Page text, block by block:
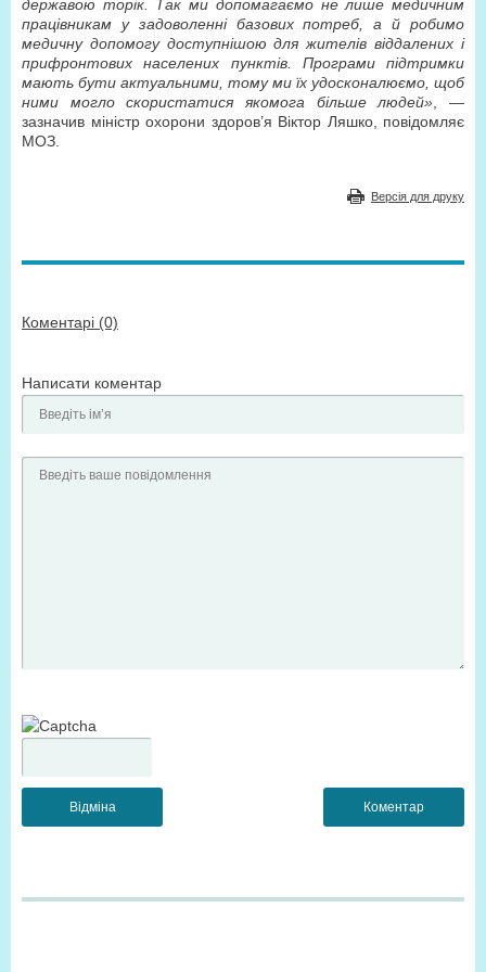
державою торік. Так ми допомагаємо не лише медичним
працівникам у задоволенні базових потреб, а й робимо
медичну допомогу доступнішою для жителів віддалених і
прифронтових населених пунктів. Програми підтримки
мають бути актуальними, тому ми їх удосконалюємо, щоб
ними могло скористатися якомога більше людей» , —
зазначив міністр охорони здоров’я Віктор Ляшко, повідомляє
МОЗ.
Версія для друку
Коментарі (0)
Написати коментар